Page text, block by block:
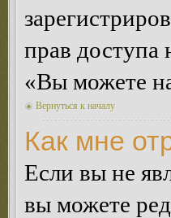
прав доступа
«Вы можете
Вернуться к началу
Как мне
Если вы не
вы можете